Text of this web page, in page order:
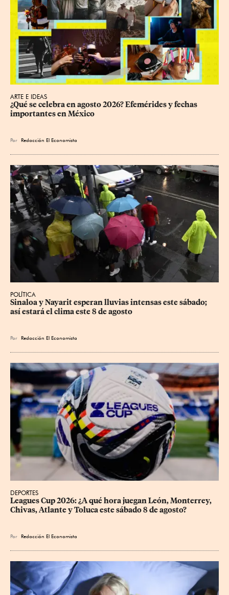
ARTE E IDEAS
¿Qué se celebra en agosto 2026? Efemérides y fechas
importantes en México
Por Redacción El Economista
POLÍTICA
Sinaloa y Nayarit esperan lluvias intensas este sábado;
así estará el clima este 8 de agosto
Por Redacción El Economista
DEPORTES
Leagues Cup 2026: ¿A qué hora juegan León, Monterrey,
Chivas, Atlante y Toluca este sábado 8 de agosto?
Por Redacción El Economista